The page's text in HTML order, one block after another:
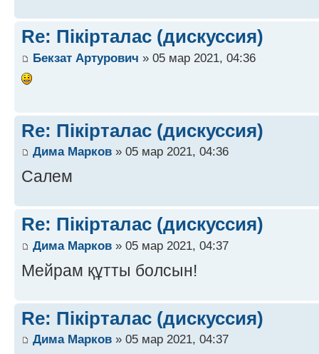
Re: Пікірталас (дискуссия)
Бекзат Артурович » 05 мар 2021, 04:36
Re: Пікірталас (дискуссия)
Дима Марков » 05 мар 2021, 04:36
Салем
Re: Пікірталас (дискуссия)
Дима Марков » 05 мар 2021, 04:37
Мейрам құтты болсын!
Re: Пікірталас (дискуссия)
Дима Марков » 05 мар 2021, 04:37